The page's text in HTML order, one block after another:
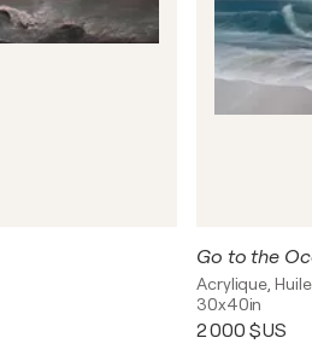
Go to the
Acrylique,
30x40in
2 000 $US